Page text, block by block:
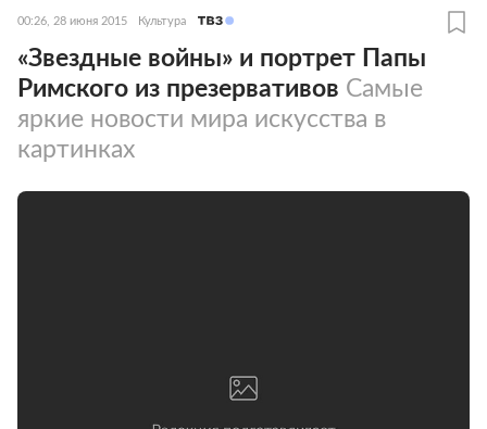
00:26, 28 июня 2015 Культура
«Звездные войны» и портрет Папы
Римского из презервативов Самые
яркие новости мира искусства в
картинках